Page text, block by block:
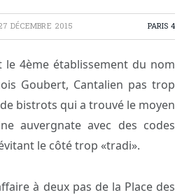
DÉCEMBRE 2015 PARIS 4
le 4ème établissement du nom
Goubert, Cantalien pas trop
bistrots qui a trouvé le moyen
auvergnate avec des codes
le côté trop «tradi».
à deux pas de la Place des